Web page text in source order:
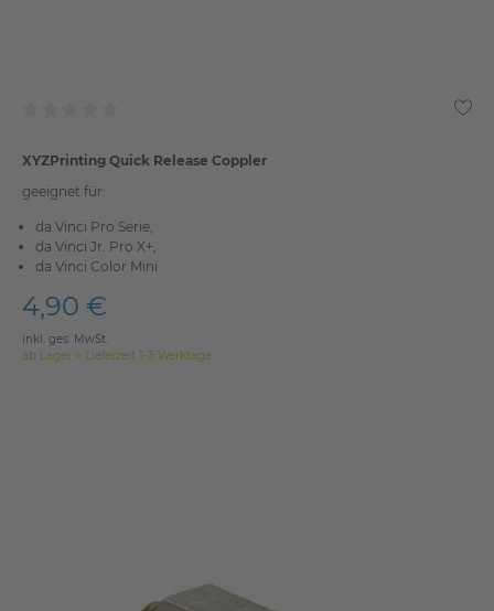
XYZPrinting Quick Release Coppler
geeignet für:
da Vinci Pro Serie,
da Vinci Jr. Pro X+,
da Vinci Color Mini
4,90 €
inkl. ges. MwSt.
ab Lager > Lieferzeit 1-3 Werktage